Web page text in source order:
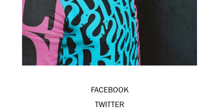
FACEBOOK
TWITTER